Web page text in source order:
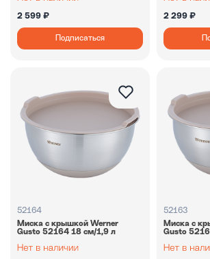
2 599 ₽
Подписаться
2 299 ₽
52164
Миска с крышкой Werner
Gusto 52164 18 см/1,9 л
52163
Миска с
Gusto